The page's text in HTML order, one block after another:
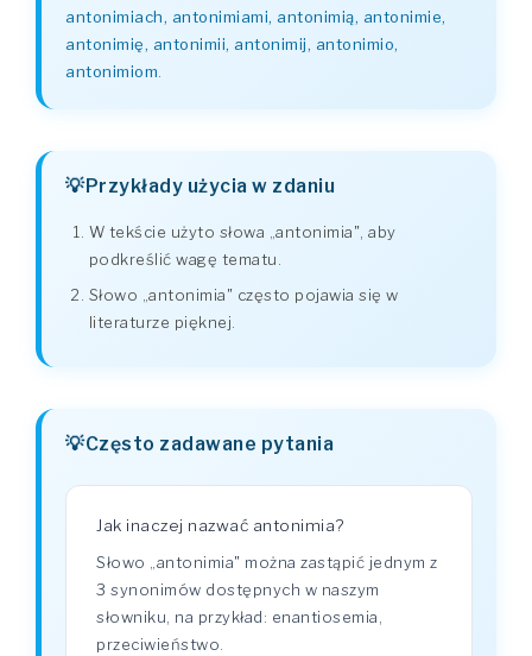
antonimiach, antonimiami, antonimią, antonimie,
antonimię, antonimii, antonimij, antonimio,
antonimiom
Przykłady użycia w zdaniu
W tekście użyto słowa „antonimia", aby
podkreślić wagę tematu.
Słowo „antonimia" często pojawia się w
literaturze pięknej.
Często zadawane pytania
Jak inaczej nazwać antonimia?
Słowo „antonimia" można zastąpić jednym z
3 synonimów dostępnych w naszym
słowniku, na przykład: enantiosemia,
przeciwieństwo.